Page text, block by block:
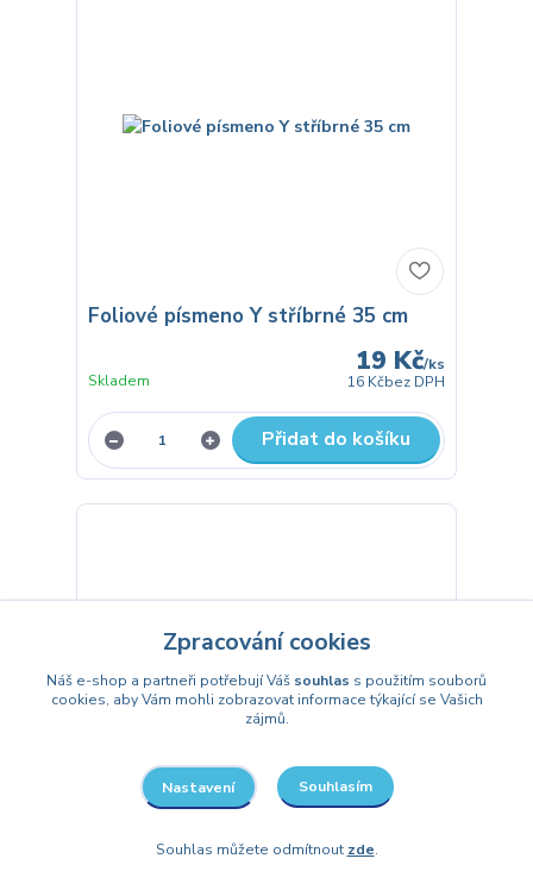
Foliové písmeno Y stříbrné 35 cm
19 Kč/ks
16 Kčbez DPH
Skladem
Přidat do košíku
Zpracování cookies
Náš e-shop a partneři potřebují Váš souhlas s použitím souborů
cookies, aby Vám mohli zobrazovat informace týkající se Vašich
zájmů.
Nastavení Souhlasím
Souhlas můžete odmítnout zde.